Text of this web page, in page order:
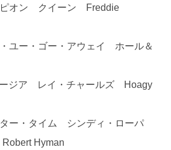
オン クイーン Freddie
ユー・ゴー・アウェイ ホール＆
ジア レイ・チャールズ Hoagy
ー・タイム シンディ・ローパ
Hyman